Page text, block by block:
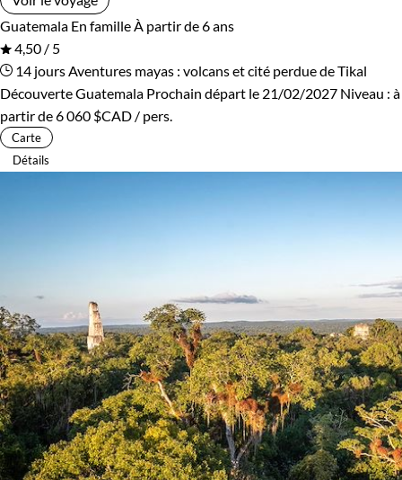
Guatemala En famille À partir de 6 ans
4,50 / 5
14 jours Aventures mayas : volcans et cité perdue de Tikal
Découverte Guatemala Prochain départ le 21/02/2027 Niveau : à
partir de6 060 $CAD / pers.
Carte
Détails